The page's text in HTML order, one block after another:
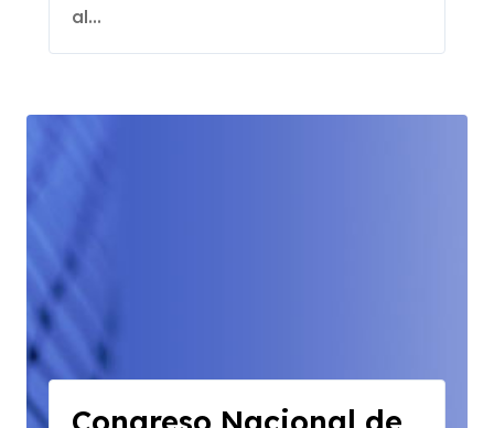
al...